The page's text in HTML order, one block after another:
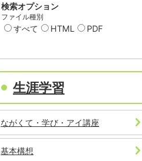
検索オプション
ファイル種別
すべて HTML PDF
生涯学習
ながくて・学び・アイ講座
基本構想